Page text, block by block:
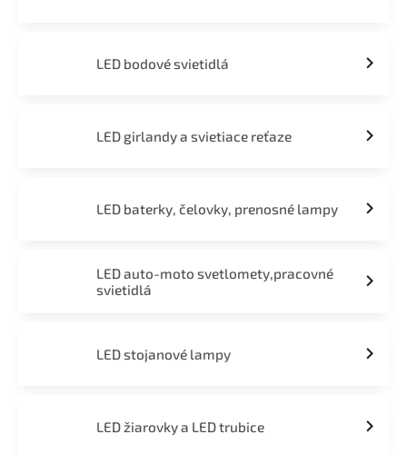
LED bodové svietidlá
LED girlandy a svietiace reťaze
LED baterky, čelovky, prenosné lampy
LED auto-moto svetlomety,pracovné
svietidlá
LED stojanové lampy
LED žiarovky a LED trubice